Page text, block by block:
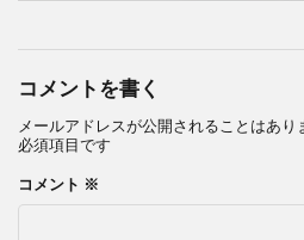
コメントを書く
メールアドレスが公開されることはあり
必須項目です
コメント ※